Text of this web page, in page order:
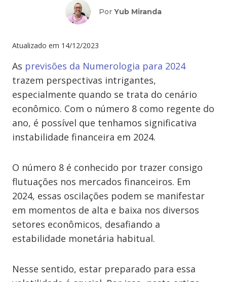
Por Yub Miranda
Atualizado em 14/12/2023
As previsões da Numerologia para 2024
trazem perspectivas intrigantes,
especialmente quando se trata do cenário
econômico. Com o número 8 como regente do
ano, é possível que tenhamos significativa
instabilidade financeira em 2024.
O número 8 é conhecido por trazer consigo
flutuações nos mercados financeiros. Em
2024, essas oscilações podem se manifestar
em momentos de alta e baixa nos diversos
setores econômicos, desafiando a
estabilidade monetária habitual.
Nesse sentido, estar preparado para essa